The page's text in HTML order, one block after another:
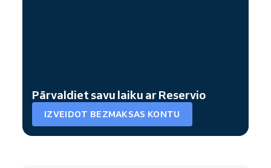
Pārvaldiet savu laiku ar Reservio
IZVEIDOT BEZMAKSAS KONTU